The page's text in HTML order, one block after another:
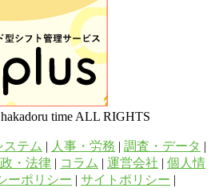
time ALL RIGHTS
ステム | 人事・労務 | 調査・データ |
・法律 | コラム | 運営会社 | 個人情
ーポリシー | サイトポリシー |